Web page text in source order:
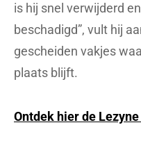
is hij snel verwijderd
beschadigd”, vult hij
gescheiden vakjes
plaats blijft.
Ontdek hier de Lezyne